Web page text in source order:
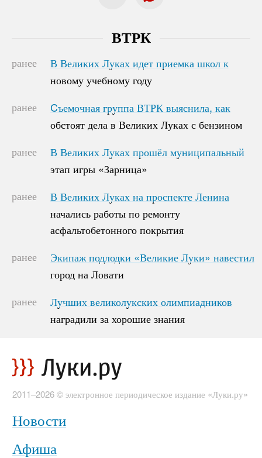
ВТРК
ранее
В Великих Луках идет приемка школ к
новому учебному году
В Великих Луках идет приемка школ к
новому учебному году
ранее
Cъемочная группа ВТРК выяснила, как
обстоят дела в Великих Луках с бензином
Cъемочная группа ВТРК выяснила, как
обстоят дела в Великих Луках с бензином
ранее
В Великих Луках прошёл муниципальный
этап игры «Зарница»
В Великих Луках прошёл муниципальный
этап игры «Зарница»
ранее
В Великих Луках на проспекте Ленина
начались работы по ремонту
асфальтобетонного покрытия
В Великих Луках на проспекте Ленина
начались работы по ремонту
асфальтобетонного покрытия
ранее
Экипаж подлодки «Великие Луки» навестил
город на Ловати
Экипаж подлодки «Великие Луки» навестил
город на Ловати
ранее
Лучших великолукских олимпиадников
наградили за хорошие знания
Лучших великолукских олимпиадников
наградили за хорошие знания
2011–2026 © электронное периодическое издание «Луки.ру»
Новости
Афиша